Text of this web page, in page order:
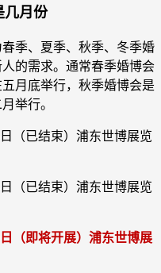
几月份
春季、夏季、秋季、冬季婚
的需求。通常春季婚博会
月底举行，秋季婚博会是
举行。
（已结束）浦东世博展览
（已结束）浦东世博展览
（即将开展）浦东世博展